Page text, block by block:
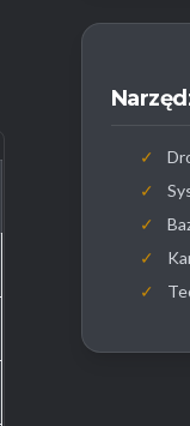
✓
✓
✓
✓
✓